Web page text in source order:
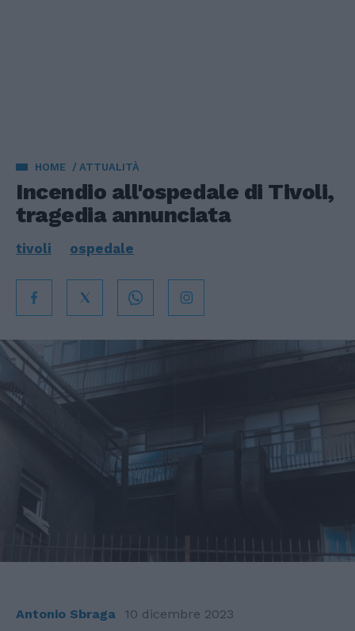
HOME ATTUALITÀ
Incendio all'ospedale di Tivoli,
tragedia annunciata
tivoli ospedale
Antonio Sbraga 10 dicembre 2023